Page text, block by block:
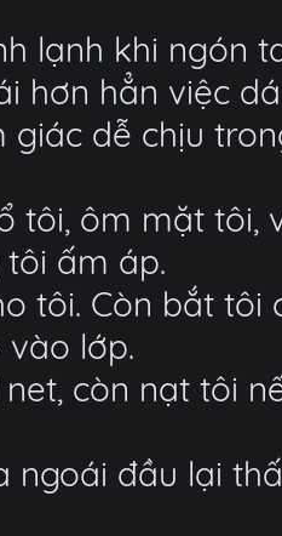
lạnh khi ngón
hơn hẳn việc
dễ chịu
tôi, ôm mặt tôi,
ấm áp.
tôi. Còn bắt tôi
lớp.
còn nạt tôi
ngoái đầu lại